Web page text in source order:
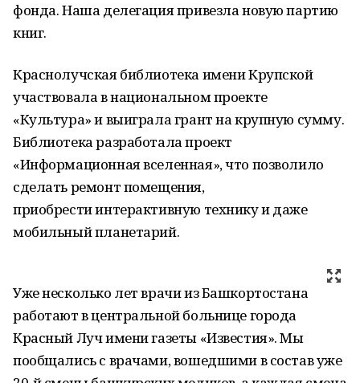
фонда. Наша делегация привезла новую партию
книг.
Краснолучская библиотека имени Крупской
участвовала в национальном проекте
«Культура» и выиграла грант на крупную сумму.
Библиотека разработала проект
«Информационная вселенная», что позволило
сделать ремонт помещения,
приобрести интерактивную технику и даже
мобильный планетарий.
Уже несколько лет врачи из Башкортостана
работают в центральной больнице города
Красный Луч имени газеты «Известия». Мы
пообщались с врачами, вошедшими в состав уже